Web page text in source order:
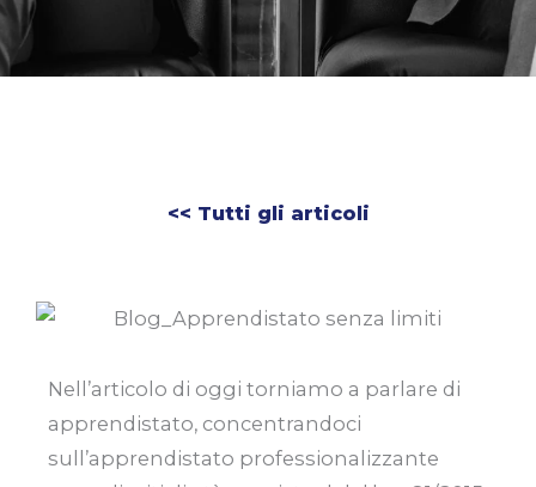
<< Tutti gli articoli
Nell’articolo di oggi torniamo a parlare di
apprendistato, concentrandoci
sull’apprendistato professionalizzante